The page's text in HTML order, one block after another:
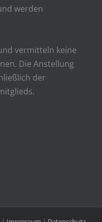
werden
vermitteln keine
Die Anstellung
der